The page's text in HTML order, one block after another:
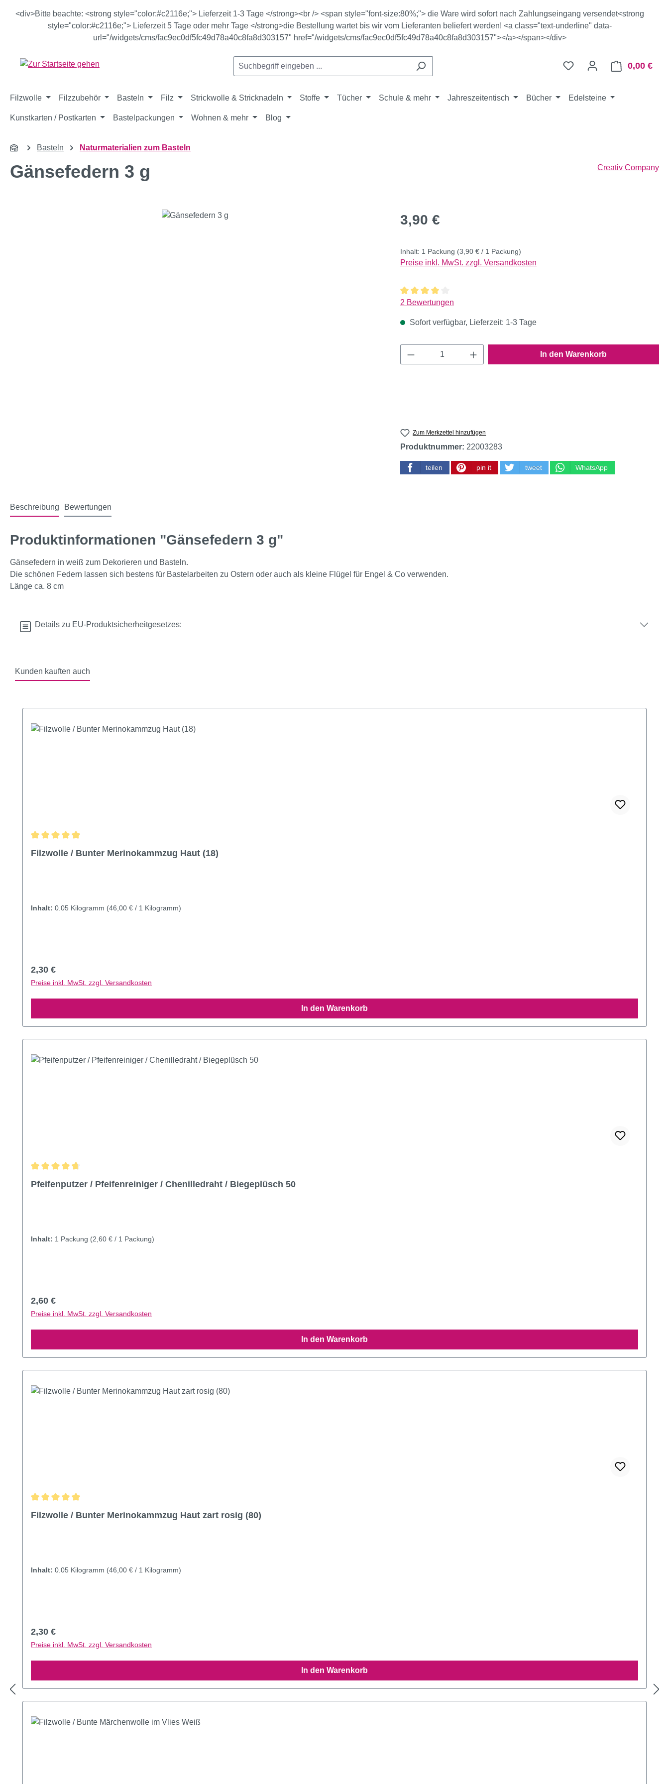
Hauptinhalt springen
Zur Suche springen
Zur Hauptnavigation springen
<div>Bitte beachte: <strong style="color:#c2116e;"> Lieferzeit 1-3 Tage </strong><br /> <span style="font-size:80%;"> die Ware wird sofort nach Zahlungseingang versendet<strong
style="color:#c2116e;"> Lieferzeit 5 Tage oder mehr Tage </strong>die Bestellung wartet bis wir vom Lieferanten beliefert werden! <a class="text-underline" data-
url="/widgets/cms/fac9ec0df5fc49d78a40c8fa8d303157" href="/widgets/cms/fac9ec0df5fc49d78a40c8fa8d303157"></a></span></div>
0,00 €
Filzwolle Filzzubehör Basteln Filz Strickwolle & Stricknadeln Stoffe Tücher Schule & mehr Jahreszeitentisch Bücher Edelsteine
Kunstkarten / Postkarten Bastelpackungen Wohnen & mehr Blog
Basteln Naturmaterialien zum Basteln
Gänsefedern 3 g Creativ Company
Regulärer Preis:
3,90 €
Inhalt: 1 Packung (3,90 € / 1 Packung)
Preise inkl. MwSt. zzgl. Versandkosten
Durchschnittliche Bewertung von 4 von 5 Sternen
2 Bewertungen
Sofort verfügbar, Lieferzeit: 1-3 Tage
Produkt Anzahl: Gib den gewünschten Wert ein
In den Warenkorb
Zum Merkzettel hinzufügen
Produktnummer: 22003283
teilen pin it tweet WhatsApp
Beschreibung Bewertungen
Produktinformationen "Gänsefedern 3 g"
Gänsefedern in weiß zum Dekorieren und Basteln.
Die schönen Federn lassen sich bestens für Bastelarbeiten zu Ostern oder auch als kleine Flügel für Engel & Co verwenden.
Länge ca. 8 cm
Details zu EU-Produktsicherheitgesetzes:
Kunden kauften auch
Durchschnittliche Bewertung von 4.91 von 5 Sternen
Filzwolle / Bunter Merinokammzug Haut (18)
Inhalt: 0.05 Kilogramm (46,00 € / 1 Kilogramm)
Regulärer Preis:
2,30 €
Preise inkl. MwSt. zzgl. Versandkosten
In den Warenkorb
Durchschnittliche Bewertung von 4.85 von 5 Sternen
Pfeifenputzer / Pfeifenreiniger / Chenilledraht / Biegeplüsch 50
Inhalt: 1 Packung (2,60 € / 1 Packung)
Regulärer Preis:
2,60 €
Preise inkl. MwSt. zzgl. Versandkosten
In den Warenkorb
Durchschnittliche Bewertung von 5 von 5 Sternen
Filzwolle / Bunter Merinokammzug Haut zart rosig (80)
Inhalt: 0.05 Kilogramm (46,00 € / 1 Kilogramm)
Regulärer Preis:
2,30 €
Preise inkl. MwSt. zzgl. Versandkosten
In den Warenkorb